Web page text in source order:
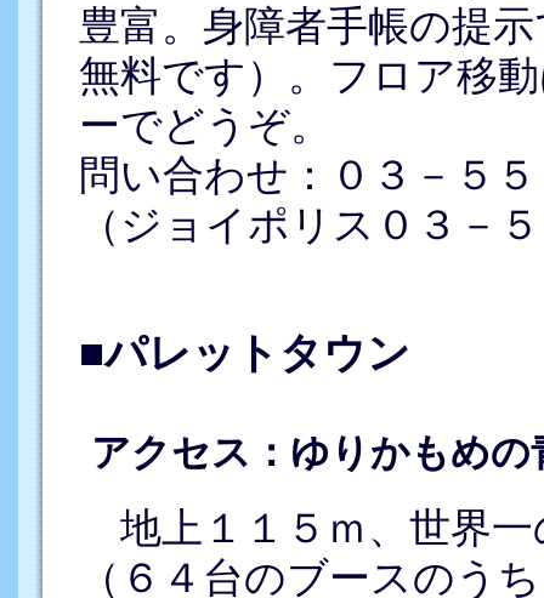
豊富。身障者手帳の提
無料です）。フロア移
ーでどうぞ。
問い合わせ：０３－５
（ジョイポリス０３－
■パレットタウン
アクセス：ゆりかもめの
地上１１５ｍ、世界一
（６４台のブースのう